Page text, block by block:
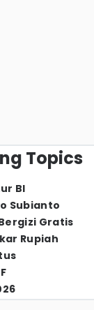
Topics
BI
Subianto
Gratis
Rupiah